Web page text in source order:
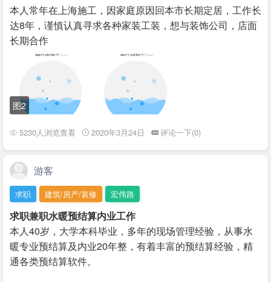
本人常年在上海施工，因家庭原因回本市长期定居，工作长
达8年，谨慎认真寻求各种家装工装，想与装饰公司，店面
长期合作
图2
5230人浏览查看 2020年3月24日 评论一下(0)
游客
求职 建筑/房产/装修 宏伟路
求职兼职水暖预结算内业工作
本人40岁，大学本科毕业，多年的现场管理经验，从事水
暖专业预结算及内业20年整，有着丰富的预结算经验，精
通各类预结算软件。